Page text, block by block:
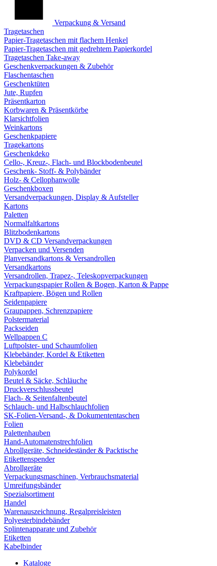
Verpackung & Versand
Tragetaschen
Papier-Tragetaschen mit flachem Henkel
Papier-Tragetaschen mit gedrehtem Papierkordel
Tragetaschen Take-away
Geschenkverpackungen & Zubehör
Flaschentaschen
Geschenktüten
Jute, Rupfen
Präsentkarton
Korbwaren & Präsentkörbe
Klarsichtfolien
Weinkartons
Geschenkpapiere
Tragekartons
Geschenkdeko
Cello-, Kreuz-, Flach- und Blockbodenbeutel
Geschenk- Stoff- & Polybänder
Holz- & Cellophanwolle
Geschenkboxen
Versandverpackungen, Display & Aufsteller
Kartons
Paletten
Normalfaltkartons
Blitzbodenkartons
DVD & CD Versandverpackungen
Verpacken und Versenden
Planversandkartons & Versandrollen
Versandkartons
Versandrollen, Trapez-, Teleskopverpackungen
Verpackungspapier Rollen & Bogen, Karton & Pappe
Kraftpapiere, Bögen und Rollen
Seidenpapiere
Graupappen, Schrenzpapiere
Polstermaterial
Packseiden
Wellpappen C
Luftpolster- und Schaumfolien
Klebebänder, Kordel & Etiketten
Klebebänder
Polykordel
Beutel & Säcke, Schläuche
Druckverschlussbeutel
Flach- & Seitenfaltenbeutel
Schlauch- und Halbschlauchfolien
SK-Folien-Versand-, & Dokumententaschen
Folien
Palettenhauben
Hand-Automatenstrechfolien
Abrollgeräte, Schneideständer & Packtische
Etikettenspender
Abrollgeräte
Verpackungsmaschinen, Verbrauchsmaterial
Umreifungsbänder
Spezialsortiment
Handel
Warenauszeichnung, Regalpreisleisten
Polyesterbindebänder
Splintenapparate und Zubehör
Etiketten
Kabelbinder
Kataloge